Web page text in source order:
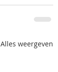
Alles weergeven